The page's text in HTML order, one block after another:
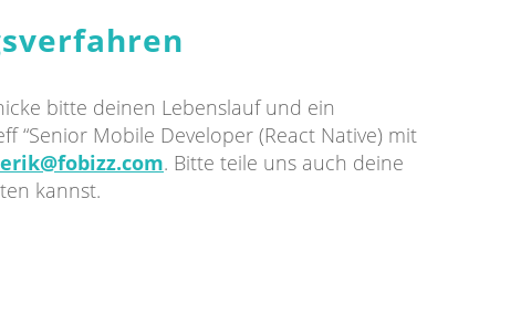
bitte deinen Lebenslauf und ein
“Senior Mobile Developer (React Native) mit
. Bitte teile uns auch deine
kannst.